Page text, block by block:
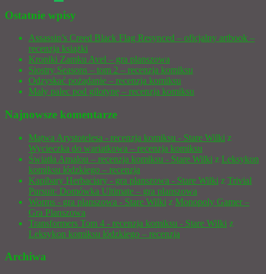
Ostatnie wpisy
Assassin’s Creed Black Flag Resynced – oficjalny artbook –
recenzja książki
Kroniki Zamku Avel – gra planszowa
Siostry Seasons – tom 2 – recenzja komiksu
Odzyskać pożądanie – recenzja komiksu
Mały palec pod gilotynę – recenzja komiksu
Najnowsze komentarze
Mątwa Arystotelesa - recenzja komiksu - Stare Wilki z
Wycieczka do wariatkowa – recenzja komiksu
Światła Amalou – recenzja komiksu - Stare Wilki z Leksykon
komiksu łódzkiego – recenzja
Kapibary Herbaciary - gra planszowa - Stare Wilki z Trivial
Pursuit: Domówka Ultimate – gra planszowa
Worms - gra planszowa - Stare Wilki z Monopoly Gamer –
Gra Planszowa
Transformers Tom 4 - recenzja komiksu - Stare Wilki z
Leksykon komiksu łódzkiego – recenzja
Archiwa